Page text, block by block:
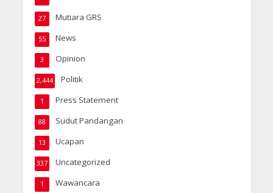
Mutiara GRS
27
News
55
Opinion
3
Politik
2,444
Press Statement
1
Sudut Pandangan
88
Ucapan
13
Uncategorized
337
Wawancara
1